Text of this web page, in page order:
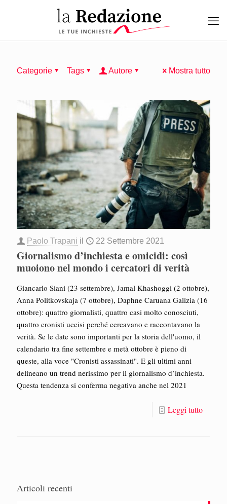
Categorie Tags Autore Mostra tutto
Paolo Trapani il 22 Settembre 2021
Giornalismo d’inchiesta e omicidi: così
muoiono nel mondo i cercatori di verità
Giancarlo Siani (23 settembre), Jamal Khashoggi (2 ottobre),
Anna Politkovskaja (7 ottobre), Daphne Caruana Galizia (16
ottobre): quattro giornalisti, quattro casi molto conosciuti,
quattro cronisti uccisi perché cercavano e raccontavano la
verità. Se le date sono importanti per la storia dell'uomo, il
calendario tra fine settembre e metà ottobre è pieno di
queste, alla voce "Cronisti assassinati". E gli ultimi anni
delineano un trend nerissimo per il giornalismo d’inchiesta.
Questa tendenza si conferma negativa anche nel 2021
Leggi tutto
Articoli recenti